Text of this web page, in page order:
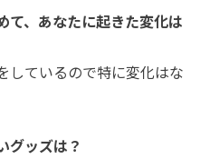
、あなたに起きた変化は
しているので特に変化はな
グッズは？